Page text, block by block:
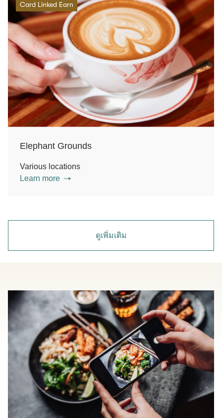
Card Linked Earn
Elephant Grounds
Various locations
Learn more
ดูเพิ่มเติม